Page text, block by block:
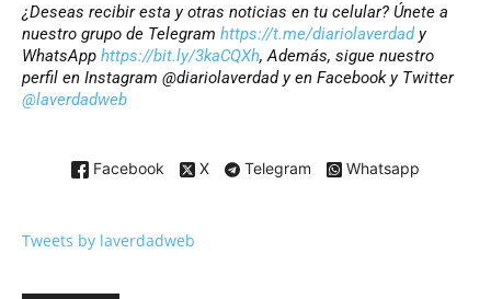
¿Deseas recibir esta y otras noticias en tu celular? Únete a
nuestro grupo de Telegram https://t.me/diariolaverdady
WhatsApp https://bit.ly/3kaCQXh, Además, sigue nuestro
perfil en Instagram @diariolaverdad y en Facebook y Twitter
@laverdadweb
Facebook X Telegram Whatsapp
Tweets by laverdadweb